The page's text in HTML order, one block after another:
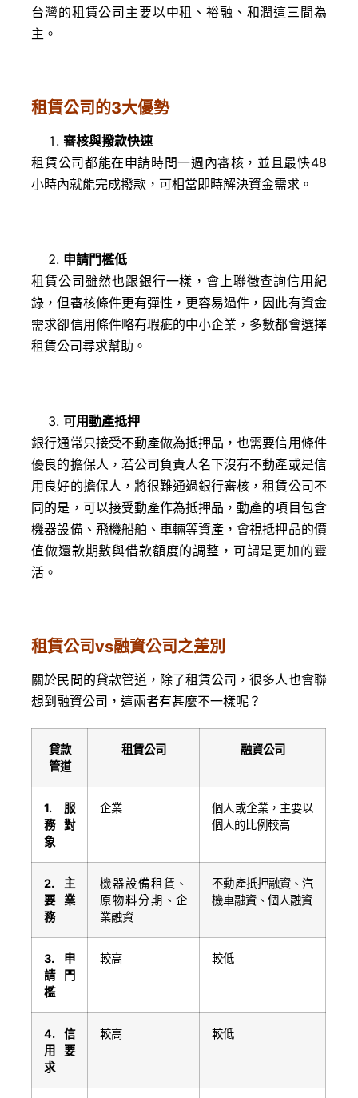
台灣的租賃公司主要以中租、裕融、和潤這三間為
主。
租賃公司的3大優勢
審核與撥款快速
租賃公司都能在申請時間一週內審核，並且最快48
小時內就能完成撥款，可相當即時解決資金需求。
申請門檻低
租賃公司雖然也跟銀行一樣，會上聯徵查詢信用紀
錄，但審核條件更有彈性，更容易過件，因此有資金
需求卻信用條件略有瑕疵的中小企業，多數都會選擇
租賃公司尋求幫助。
可用動產抵押
銀行通常只接受不動產做為抵押品，也需要信用條件
優良的擔保人，若公司負責人名下沒有不動產或是信
用良好的擔保人，將很難通過銀行審核，租賃公司不
同的是，可以接受動產作為抵押品，動產的項目包含
機器設備、飛機船舶、車輛等資產，會視抵押品的價
值做還款期數與借款額度的調整，可謂是更加的靈
活。
租賃公司vs融資公司之差別
關於民間的貸款管道，除了租賃公司，很多人也會聯
想到融資公司，這兩者有甚麼不一樣呢？
貸款
管道
租賃公司 融資公司
1. 服
務對
象
企業
個人或企業，主要以
個人的比例較高
2. 主
要業
務
機器設備租賃、
原物料分期、企
業融資
不動產抵押融資、汽
機車融資、個人融資
3. 申
請門
檻
較高 較低
4.信
用要
求
較高 較低